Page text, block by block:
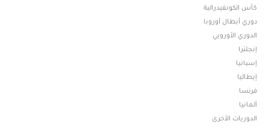
كأس الكونفيدرالية
دوري أبطال أوروبا
الدوري الأوروبي
إنجلترا
إسبانيا
إيطاليا
فرنسا
ألمانيا
الدوريات الأخرى